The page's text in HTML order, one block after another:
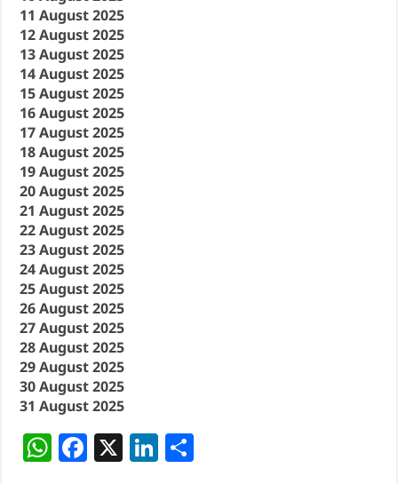
11 August 2025
12 August 2025
13 August 2025
14 August 2025
15 August 2025
16 August 2025
17 August 2025
18 August 2025
19 August 2025
20 August 2025
21 August 2025
22 August 2025
23 August 2025
24 August 2025
25 August 2025
26 August 2025
27 August 2025
28 August 2025
29 August 2025
30 August 2025
31 August 2025
W F X Li